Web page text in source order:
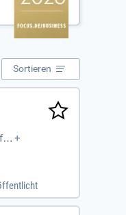
Sortieren
+